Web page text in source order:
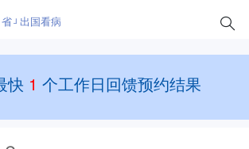
出国看病
快 1 个工作日回馈预约结果